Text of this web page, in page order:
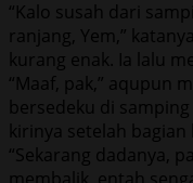
“Kalo susah dari
ranjang, Yem,”
kurang enak. Ia lalu
“Maaf, pak,” aqupun
bersedeku di
kirinya setelah bagian
“Sekarang dadanya,